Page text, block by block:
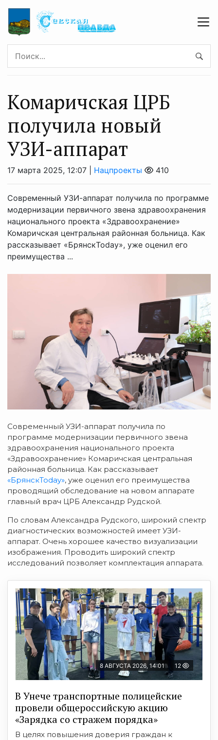
Комаричская ЦРБ
получила новый
УЗИ-аппарат
17 марта 2025, 12:07 | Нацпроекты 410
Современный УЗИ-аппарат получила по программе
модернизации первичного звена здравоохранения
национального проекта «Здравоохранение»
Комаричская центральная районная больница. Как
рассказывает «БрянскToday», уже оценил его
преимущества ...
Современный УЗИ-аппарат получила по
программе модернизации первичного звена
здравоохранения национального проекта
«Здравоохранение» Комаричская центральная
районная больница. Как рассказывает
«БрянскToday», уже оценил его преимущества
проводящий обследование на новом аппарате
главный врач ЦРБ Александр Рудской.
По словам Александра Рудского, широкий спектр
диагностических возможностей имеет УЗИ-
аппарат. Очень хорошее качество визуализации
изображения. Проводить широкий спектр
исследований позволяет комплектация аппарата.
8 АВГУСТА 2026, 14:01 12
В Унече транспортные полицейские
провели общероссийскую акцию
«Зарядка со стражем порядка»
В целях повышения доверия граждан к